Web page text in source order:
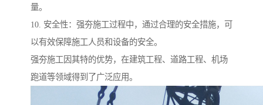
量。
10. 安全性：强夯施工过程中，通过合理的安全措施，可
以有效保障施工人员和设备的安全。
强夯施工因其特的优势，在建筑工程、道路工程、机场
跑道等领域得到了广泛应用。